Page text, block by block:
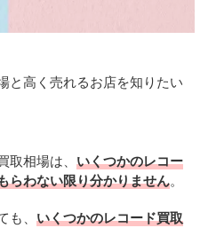
と高く売れるお店を知りたい
相場は、 いくつかのレコー
らわない限り分かりません。
、 いくつかのレコード買取